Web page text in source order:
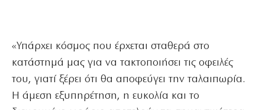
«Υπάρχει κόσμος που έρχεται σταθερά στο
κατάστημά μας για να τακτοποιήσει τις οφειλές
του, γιατί ξέρει ότι θα αποφεύγει την ταλαιπωρία.
Η άμεση εξυπηρέτηση, η ευκολία και το